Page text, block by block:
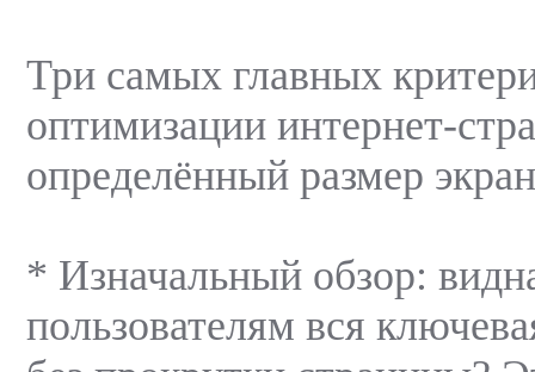
Три самых главных
оптимизации интернет-
определённый размер
* Изначальный обзор:
пользователям вся